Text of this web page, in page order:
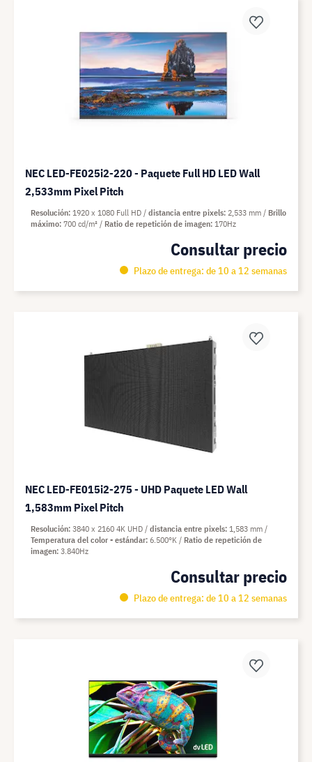
NEC LED-FE025i2-220 - Paquete Full HD LED Wall
2,533mm Pixel Pitch
Consultar precio
Plazo de entrega: de 10 a 12 semanas
Resolución 1920 x 1080 Full HD distancia entre pixels 2,533 mm
Brillo
máximo 700 cd/m² Ratio de repetición de imagen 170Hz
NEC LED-FE015i2-275 - UHD Paquete LED Wall
1,583mm Pixel Pitch
Consultar precio
Plazo de entrega: de 10 a 12 semanas
Resolución 3840 x 2160 4K UHD distancia entre pixels 1,583 mm
Temperatura del color - estándar 6.500°K
Ratio de repetición de
imagen 3.840Hz